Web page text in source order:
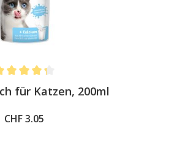
für Katzen, 200ml
CHF 3.05